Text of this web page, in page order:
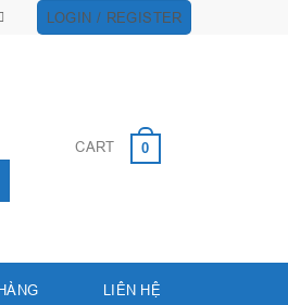
LOGIN / REGISTER
CART 0
LIÊN HỆ